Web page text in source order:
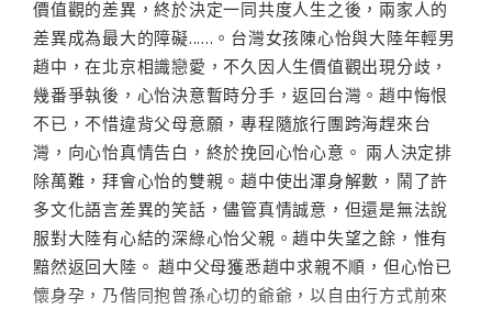
價值觀的差異，終於決定一同共度人生之後，兩家人的
差異成為最大的障礙......。台灣女孩陳心怡與大陸年輕男
趙中，在北京相識戀愛，不久因人生價值觀出現分歧，
幾番爭執後，心怡決意暫時分手，返回台灣。趙中悔恨
不已，不惜違背父母意願，專程隨旅行團跨海趕來台
灣，向心怡真情告白，終於挽回心怡心意。 兩人決定排
除萬難，拜會心怡的雙親。趙中使出渾身解數，鬧了許
多文化語言差異的笑話，儘管真情誠意，但還是無法說
服對大陸有心結的深綠心怡父親。趙中失望之餘，惟有
黯然返回大陸。 趙中父母獲悉趙中求親不順，但心怡已
懷身孕，乃偕同抱曾孫心切的爺爺，以自由行方式前來